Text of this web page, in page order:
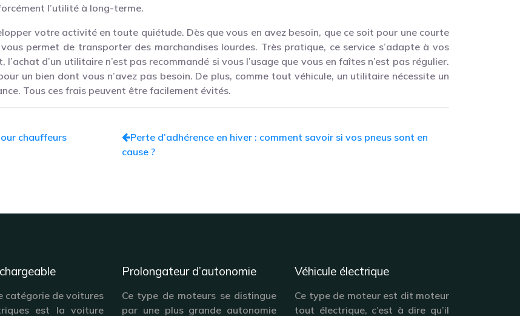
l’utilité à long-terme.
votre activité en toute quiétude. Dès que vous en avez besoin, que ce soit pour une courte
vous permet de transporter des marchandises lourdes. Très pratique, ce service s’adapte à vos
d’un utilitaire n’est pas recommandé si vous l’usage que vous en faîtes n’est pas régulier.
un bien dont vous n’avez pas besoin. De plus, comme tout véhicule, un utilitaire nécessite un
Tous ces frais peuvent être facilement évités.
chauffeurs
Perte d’adhérence en hiver : comment savoir si vos pneus sont en
cause ?
catégorie de voitures
est la voiture
Prolongateur d’autonomie
Ce type de moteurs se distingue
par une plus grande autonomie
Véhicule électrique
Ce type de moteur est dit moteur
tout électrique, c’est à dire qu’il